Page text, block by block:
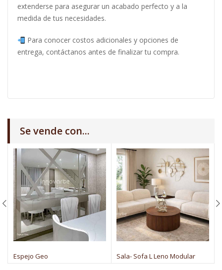
extenderse para asegurar un acabado perfecto y a la
medida de tus necesidades.
Para conocer costos adicionales y opciones de
entrega, contáctanos antes de finalizar tu compra.
Se vende con...
Espejo Geo Sala- Sofa L Leno Modular